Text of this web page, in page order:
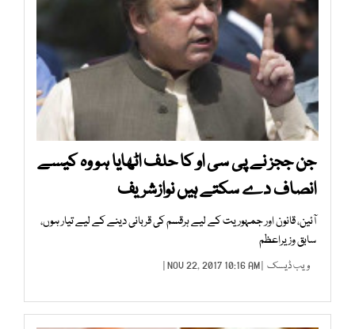
جن ججز نے پی سی او کا حلف اٹھایا ہو وہ کیسے
انصاف دے سکتے ہیں نوازشریف
آئین، قانون اور جمہوریت کے لیے ہرقسم کی قربانی دینے کے لیے تیار ہوں،
سابق وزیراعظم
ویب ڈیسک | NOV 22, 2017 10:16 AM |